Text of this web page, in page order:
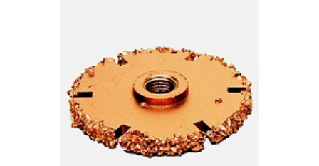
Alicate Bico Curvo - Cod 01781
Alicate Bico Reto - Cod 02804
Alicate Bico Reto para Anéis Internos - Cod 00892
Alicate Bico Reto Tipo Telefone - Cod 02911
Alicate Bomba D Água - Cod 01326
Alicate Corte Diagonal - Cod 02138
Alicate Corte Frontal - Cod 02685